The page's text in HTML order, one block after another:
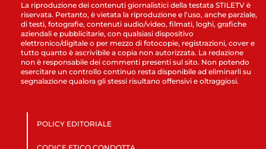
La riproduzione dei contenuti giornalistici della testata STILETV è
riservata. Pertanto, è vietata la riproduzione e l’uso, anche parziale,
di testi, fotografie, contenuti audio/video, filmati, loghi, grafiche
aziendali e pubblicitarie, con qualsiasi dispositivo
elettronico/digitale o per mezzo di fotocopie, registrazioni, cover e
tutto quanto è ascrivibile a copia non autorizzata. La redazione
non è responsabile dei commenti presenti sul sito. Non potendo
esercitare un controllo continuo resta disponibile ad eliminarli su
segnalazione qualora gli stessi risultano offensivi e oltraggiosi.
POLICY EDITORIALE